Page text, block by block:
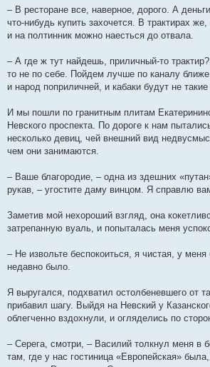
– В ресторане все, наверное, дорого. А
что-нибудь купить захочется. В трактирах
и на полтинник можно наесться до отвала.
– А где ж тут найдешь, приличный-то
то не по себе. Пойдем лучше по каналу
и народ поприличней, и кабаки будут не такие
И мы пошли по гранитным плитам
Невского проспекта. По дороге к нам
несколько девиц, чей внешний вид
чем они занимаются.
– Ваше благородие, – одна из здешних
рукав, – угостите даму винцом. Я справлю
Заметив мой нехороший взгляд, она
затрепанную вуаль, и попыталась меня
– Не извольте беспокоиться, я чистая, у
недавно было.
Я выругался, подхватил остолбеневшего от
прибавил шагу. Выйдя на Невский у
облегченно вздохнули, и огляделись по
– Серега, смотри, – Василий толкнул меня в
там, где у нас гостиница «Европейская»